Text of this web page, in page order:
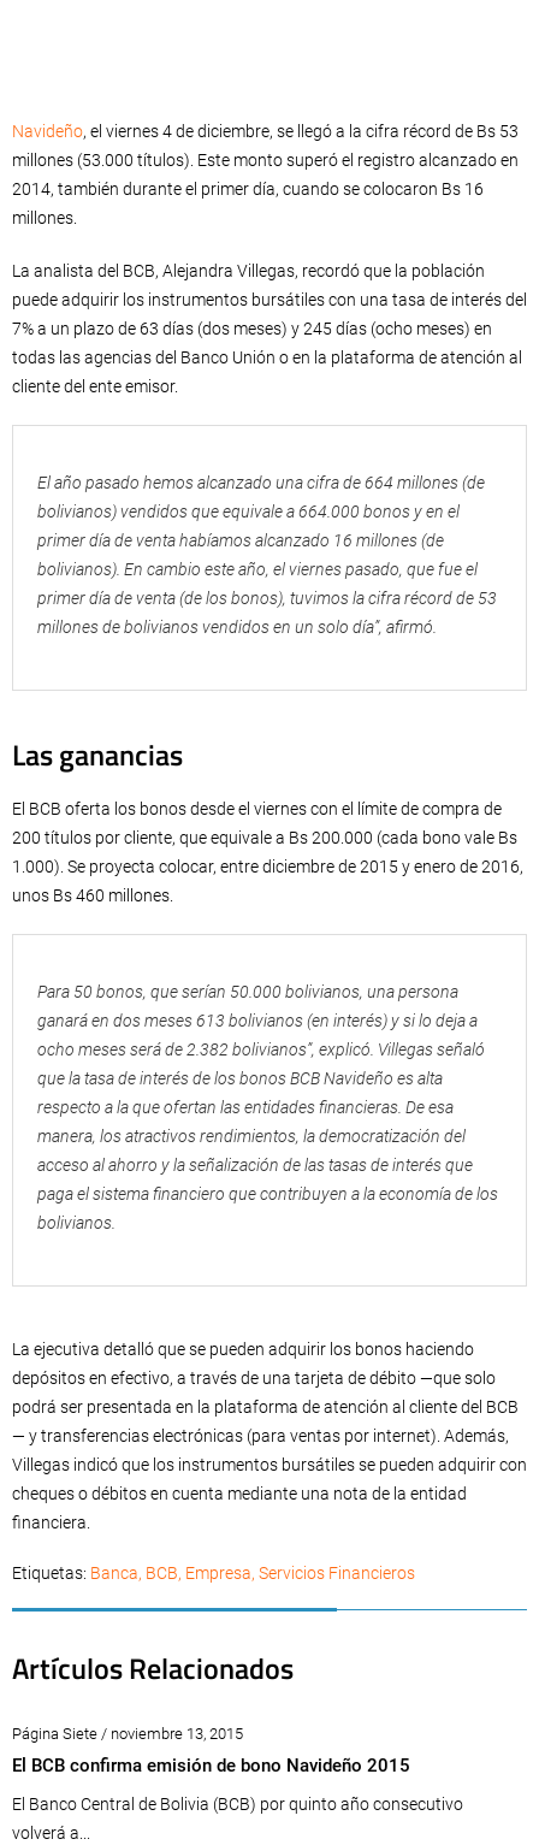
Navideño, el viernes 4 de diciembre, se llegó a la cifra récord de Bs 53
millones (53.000 títulos). Este monto superó el registro alcanzado en
2014, también durante el primer día, cuando se colocaron Bs 16
millones.
La analista del BCB, Alejandra Villegas, recordó que la población
puede adquirir los instrumentos bursátiles con una tasa de interés del
7% a un plazo de 63 días (dos meses) y 245 días (ocho meses) en
todas las agencias del Banco Unión o en la plataforma de atención al
cliente del ente emisor.
El año pasado hemos alcanzado una cifra de 664 millones (de
bolivianos) vendidos que equivale a 664.000 bonos y en el
primer día de venta habíamos alcanzado 16 millones (de
bolivianos). En cambio este año, el viernes pasado, que fue el
primer día de venta (de los bonos), tuvimos la cifra récord de 53
millones de bolivianos vendidos en un solo día”, afirmó.
Las ganancias
El BCB oferta los bonos desde el viernes con el límite de compra de
200 títulos por cliente, que equivale a Bs 200.000 (cada bono vale Bs
1.000). Se proyecta colocar, entre diciembre de 2015 y enero de 2016,
unos Bs 460 millones.
Para 50 bonos, que serían 50.000 bolivianos, una persona
ganará en dos meses 613 bolivianos (en interés) y si lo deja a
ocho meses será de 2.382 bolivianos”, explicó. Villegas señaló
que la tasa de interés de los bonos BCB Navideño es alta
respecto a la que ofertan las entidades financieras. De esa
manera, los atractivos rendimientos, la democratización del
acceso al ahorro y la señalización de las tasas de interés que
paga el sistema financiero que contribuyen a la economía de los
bolivianos.
La ejecutiva detalló que se pueden adquirir los bonos haciendo
depósitos en efectivo, a través de una tarjeta de débito —que solo
podrá ser presentada en la plataforma de atención al cliente del BCB
— y transferencias electrónicas (para ventas por internet). Además,
Villegas indicó que los instrumentos bursátiles se pueden adquirir con
cheques o débitos en cuenta mediante una nota de la entidad
financiera.
Etiquetas: Banca, BCB, Empresa, Servicios Financieros
Artículos Relacionados
Página Siete / noviembre 13, 2015
El BCB confirma emisión de bono Navideño 2015
El Banco Central de Bolivia (BCB) por quinto año consecutivo
volverá a...